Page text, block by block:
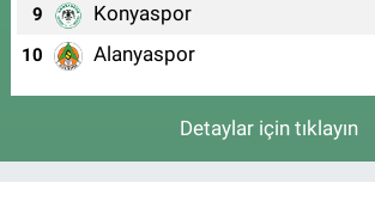
9 Konyaspor
10 Alanyaspor
Detaylar için tıklayın